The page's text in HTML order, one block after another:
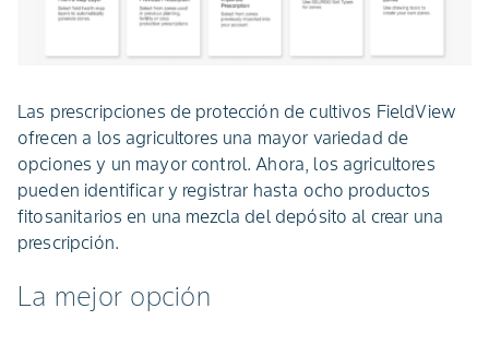
Las prescripciones de protección de cultivos FieldView
ofrecen a los agricultores una mayor variedad de
opciones y un mayor control. Ahora, los agricultores
pueden identificar y registrar hasta ocho productos
fitosanitarios en una mezcla del depósito al crear una
prescripción.
La mejor opción